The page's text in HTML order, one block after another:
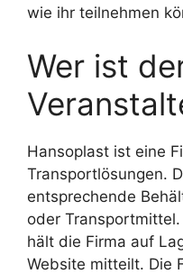
wie ihr teilnehmen
Wer ist
Hansoplast ist eine
Transportlösungen.
entsprechende
oder
hält die Firma auf
Website mitteilt. Die